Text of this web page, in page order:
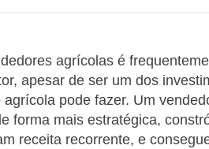
agrícolas é
apesar de ser um dos
pode fazer. Um
forma mais estratégica,
receita recorrente, e